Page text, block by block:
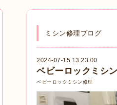
ミシン修理ブログ
2024-07-15 13:23:00
ベビーロックミシ
ベビーロックミシン修理